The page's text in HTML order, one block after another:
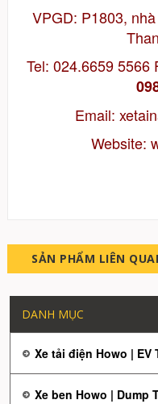
VPGD: P1803,
Tel: 024.6659 5566
Email:
Website:
SẢN PHẨM LIÊN
DANH MỤC
Xe tải điện Howo | EV
Xe ben Howo | Dump